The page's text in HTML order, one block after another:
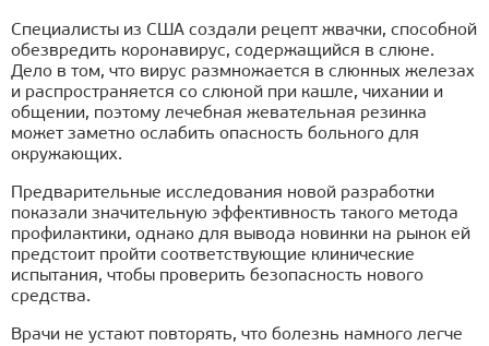
Специалисты из США создали рецепт жвачки, способной
обезвредить коронавирус, содержащийся в слюне.
Дело в том, что вирус размножается в слюнных железах
и распространяется со слюной при кашле, чихании и
общении, поэтому лечебная жевательная резинка
может заметно ослабить опасность больного для
окружающих.
Предварительные исследования новой разработки
показали значительную эффективность такого метода
профилактики, однако для вывода новинки на рынок ей
предстоит пройти соответствующие клинические
испытания, чтобы проверить безопасность нового
средства.
Врачи не устают повторять, что болезнь намного легче